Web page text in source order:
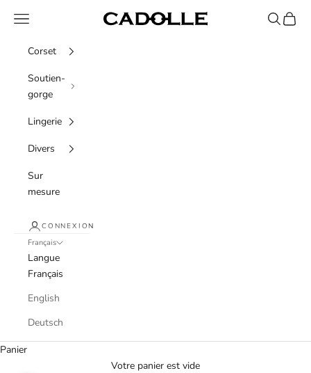
Cadolle
Menu Recherche
Panier
Corset
Soutien-
gorge
Lingerie
Divers
Sur
mesure
CONNEXION
Français
Langue
Français
English
Deutsch
Panier
Votre panier est vide